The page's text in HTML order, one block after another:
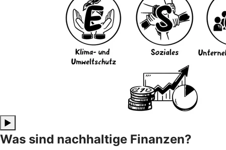
▶
Was sind nachhaltige Finanzen?